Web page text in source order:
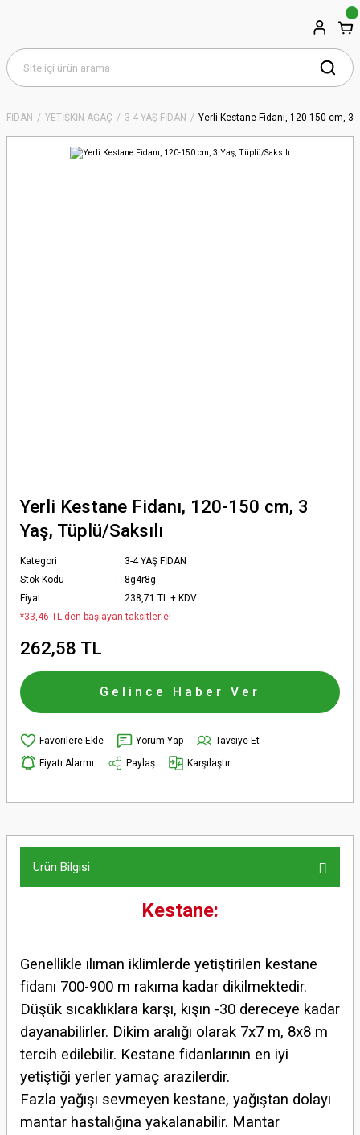
FİDAN YETİŞKİN AĞAÇ 3-4 YAŞ FİDAN Yerli Kestane Fidanı, 120-150 cm, 3
Yerli Kestane Fidanı, 120-150 cm, 3
Yaş, Tüplü/Saksılı
Kategori
3-4 YAŞ FİDAN
Stok Kodu
8g4r8g
Fiyat
238,71 TL + KDV
*33,46 TL den başlayan taksitlerle!
262,58 TL
Gelince Haber Ver
Yorum Yap
Tavsiye Et
Fiyatı Alarmı
Paylaş Karşılaştır
Ürün Bilgisi
Kestane:
Genellikle ılıman iklimlerde yetiştirilen kestane
fidanı 700-900 m rakıma kadar dikilmektedir.
Düşük sıcaklıklara karşı, kışın -30 dereceye kadar
dayanabilirler. Dikim aralığı olarak 7x7 m, 8x8 m
tercih edilebilir. Kestane fidanlarının en iyi
yetiştiği yerler yamaç arazilerdir.
Fazla yağışı sevmeyen kestane, yağıştan dolayı
mantar hastalığına yakalanabilir. Mantar